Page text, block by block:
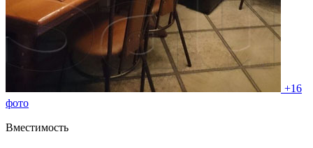
+16
фото
Вместимость